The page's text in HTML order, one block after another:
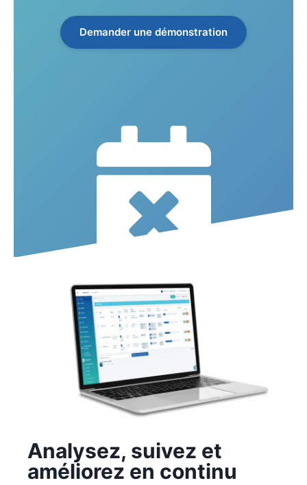
Demander une démonstration
Analysez, suivez et
améliorez en continu